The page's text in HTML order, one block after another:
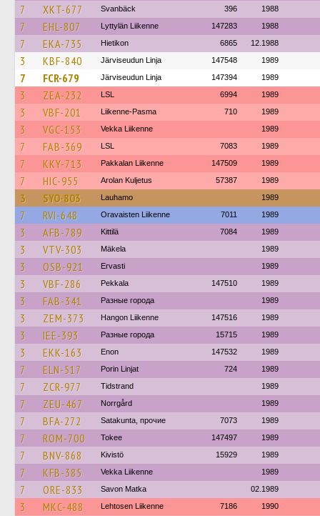
7 XKT-677 Svanbäck 396 1988
7 EHL-807 Lyttylän Liikenne 147283 1988
7 EKA-735 Hietikon 6865 12.1988
3 KBF-840 Järviseudun Linja 147548 1989
7 FCR-679 Järviseudun Linja 147394 1989
3 ZEA-232 LSL 6994 1989
3 VBF-201 Liikenne-Pasma 710 1989
3 VGC-153 Vekka Liikenne 1989
7 FAB-369 LSL 7083 1989
7 KKY-713 Pakkalan Liikenne 147509 1989
7 HIC-955 Arolan Kuljetus 57387 1989
3 SYO-803 Lauhamo 1989
7 RVI-648 Oravaisten Liikenne 7011 1989
3 AFB-789 Kittilä 7084 1989
3 VTV-303 Mäkela 1989
3 OSB-921 Ervasti 1989
3 VBF-286 Pekkala 147510 1989
3 FAB-341 Разные города 1989
3 ZEM-373 Hangon Liikenne 147516 1989
3 IEE-393 Разные города 15715 1989
3 EKK-163 Enon 147532 1989
7 ELN-517 Porin Linjat 724 1989
7 ZCR-977 Tidstrand 1989
7 ZEU-467 Norrgård 1989
7 BFA-272 Satakunta, прочие 7073 1989
7 ROM-700 Tokee 147497 1989
7 BNV-868 Kivistö 15929 1989
7 KFB-385 Vekka Liikenne 1989
7 ORE-833 Savon Matka 02.1989
3 MKC-488 Lehtosen Liikenne 7186 1990